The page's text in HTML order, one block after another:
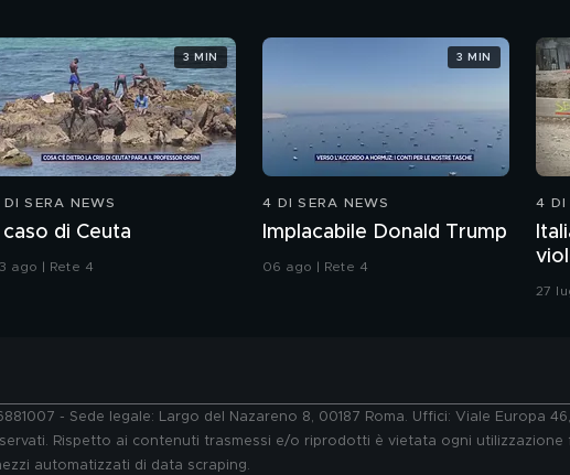
SERA NEWS
Il caso di Ceuta
ago | Rete 4
3 MIN
4 DI SERA NEWS
Implacabile Donald Trump
06 ago | Rete 4
3 MIN
4 DI
27
- Sede legale: Largo del Nazareno 8, 00187 Roma. Uffici: Viale Europa
Rispetto ai contenuti trasmessi e/o riprodotti è vietata ogni
automatizzati di data scraping.